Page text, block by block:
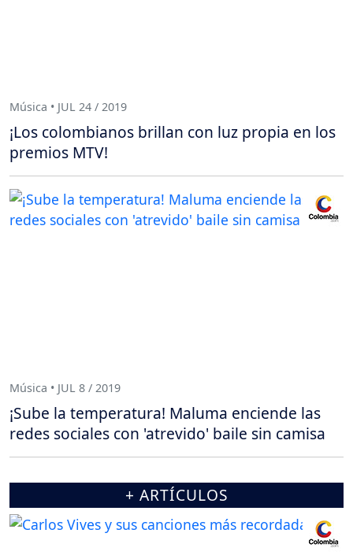
Música • JUL 24 / 2019
¡Los colombianos brillan con luz propia en los
premios MTV!
Música • JUL 8 / 2019
¡Sube la temperatura! Maluma enciende las
redes sociales con 'atrevido' baile sin camisa
+ ARTÍCULOS